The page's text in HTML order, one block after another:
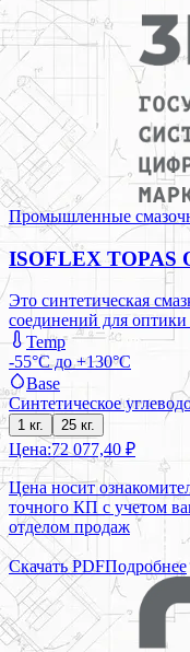
Промышленные
ISOFLEX TOPAS
Это синтетическая
соединений для
Temp
-55°C до +130°C
Base
Синтетическое
1 кг. 25 кг.
Цена:72 077,40 ₽
Цена носит
точного КП с учетом
отделом продаж
Скачать PDFПодробнее